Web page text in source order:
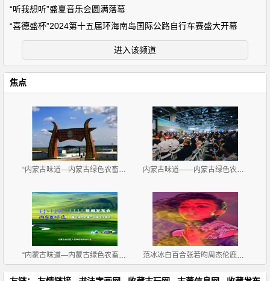
“听我想听”盛夏音乐会圆满落幕
“喜德盛杯”2024第十五届环海南岛国际公路自行车赛盛大开幕
进入该频道
焦点
“内蒙古味道—内蒙古绿色农畜产品览交易会”11月2-4 内蒙古味道——内蒙古绿色农畜产品展览交易会 广州开
“内蒙古味道—内蒙古绿色农畜产品 展览交易会”新闻 范冰冰白百合张若昀周杰伦鹿晗 娱乐圈最近流行迷幻写